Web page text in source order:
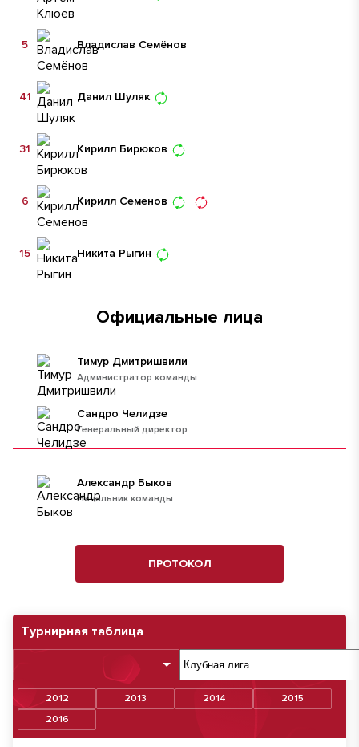
Турнирная таблица
2012 2013 2014
2015
2016
Владислав Семёнов
5
Данил Шуляк
41
Кирилл Бирюков
31
Кирилл Семенов
6
Никита Рыгин
15
Официальные лица
Администратор команды
Тимур Дмитришвили
Генеральный директор
Сандро Челидзе
Начальник команды
Александр Быков
ПРОТОКОЛ